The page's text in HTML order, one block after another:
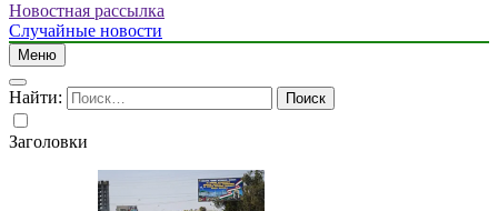
Новостная рассылка
Случайные новости
Меню
Найти:
Заголовки